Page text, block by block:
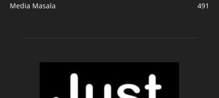
Media Masala
491